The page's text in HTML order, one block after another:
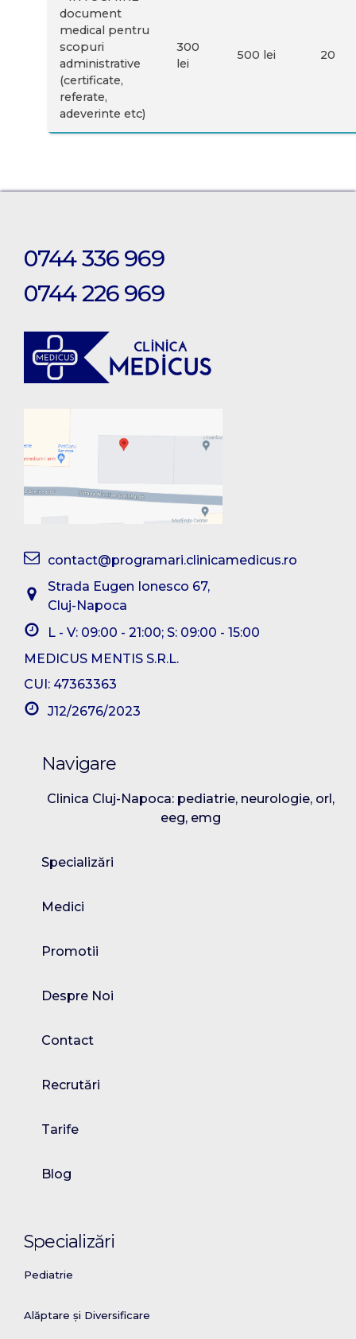
document
medical pentru
scopuri
administrative
(certificate,
referate,
adeverinte etc)
300
lei
500 lei 20
0744 336 969
0744 226 969
contact@programari.clinicamedicus.ro
Strada Eugen Ionesco 67,
Cluj-Napoca
L - V: 09:00 - 21:00; S: 09:00 - 15:00
MEDICUS MENTIS S.R.L.
CUI: 47363363
J12/2676/2023
Navigare
Clinica Cluj-Napoca: pediatrie, neurologie, orl,
eeg, emg
Specializări
Medici
Promotii
Despre Noi
Contact
Recrutări
Tarife
Blog
Specializări
Pediatrie
Alăptare și Diversificare